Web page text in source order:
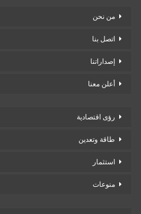
من نحن
اتصل بنا
إصداراتنا
أعلن معنا
رؤى اقتصادية
طاقة وتعدين
استثمار
منوعات